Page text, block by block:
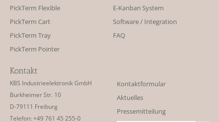
PickTerm Flexible
PickTerm Cart
PickTerm Tray
PickTerm Pointer
E-Kanban System
Software / Integration
FAQ
Kontakt
KBS Industrieelektronik GmbH
Burkheimer Str. 10
D-79111 Freiburg
Telefon: +49 761 45 255-0
Kontaktformular
Aktuelles
Pressemitteilung